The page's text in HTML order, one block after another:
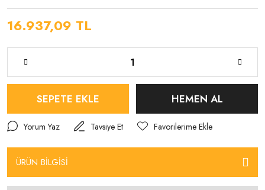
16.937,09 TL
SEPETE EKLE HEMEN AL
Yorum Yaz Tavsiye Et
ÜRÜN BİLGİSİ